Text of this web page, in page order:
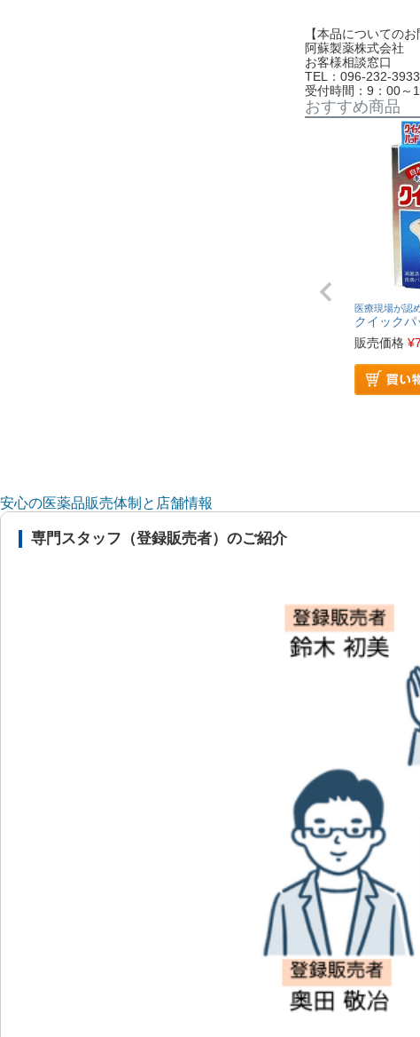
【本品についてのお
阿蘇製薬株式会社
お客様相談窓口
TEL：096-232-3933
受付時間：9：00～
おすすめ商品
医療現場が認
クイックパ
販売価格 ¥
安心の医薬品販売体制と店舗情報
専門スタッフ（登録販売者）のご紹介